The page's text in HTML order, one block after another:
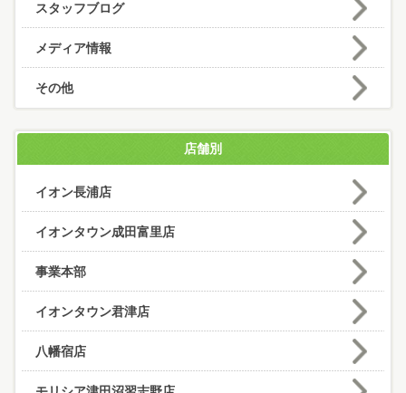
スタッフブログ
メディア情報
その他
店舗別
イオン長浦店
イオンタウン成田富里店
事業本部
イオンタウン君津店
八幡宿店